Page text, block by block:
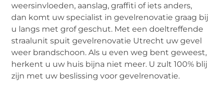
weersinvloeden, aanslag, graffiti of iets anders,
dan komt uw specialist in gevelrenovatie graag bij
u langs met grof geschut. Met een doeltreffende
straalunit spuit gevelrenovatie Utrecht uw gevel
weer brandschoon. Als u even weg bent geweest,
herkent u uw huis bijna niet meer. U zult 100% blij
zijn met uw beslissing voor gevelrenovatie.